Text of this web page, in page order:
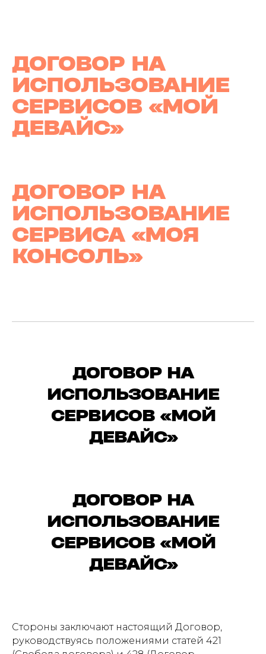
ДОГОВОР НА
ИСПОЛЬЗОВАНИЕ
СЕРВИСОВ «МОЙ
ДЕВАЙС»
ДОГОВОР НА
ИСПОЛЬЗОВАНИЕ
СЕРВИСА «МОЯ
КОНСОЛЬ»
ДОГОВОР НА
ИСПОЛЬЗОВАНИЕ
СЕРВИСОВ «МОЙ
ДЕВАЙС»
ДОГОВОР НА
ИСПОЛЬЗОВАНИЕ
СЕРВИСОВ «МОЙ
ДЕВАЙС»
Стороны заключают настоящий Договор,
руководствуясь положениями статей 421